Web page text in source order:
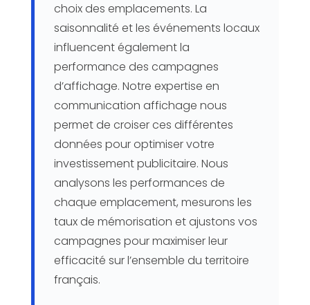
choix des emplacements. La
saisonnalité et les événements locaux
influencent également la
performance des campagnes
d’affichage. Notre expertise en
communication affichage nous
permet de croiser ces différentes
données pour optimiser votre
investissement publicitaire. Nous
analysons les performances de
chaque emplacement, mesurons les
taux de mémorisation et ajustons vos
campagnes pour maximiser leur
efficacité sur l’ensemble du territoire
français.